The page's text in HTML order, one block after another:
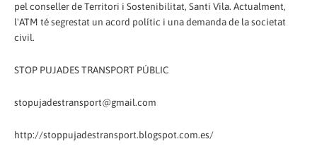
pel conseller de Territori i Sostenibilitat, Santi Vila. Actualment,
l'ATM té segrestat un acord polític i una demanda de la societat
civil.
STOP PUJADES TRANSPORT PÚBLIC
stopujadestransport@gmail.com
http://stoppujadestransport.blogspot.com.es/